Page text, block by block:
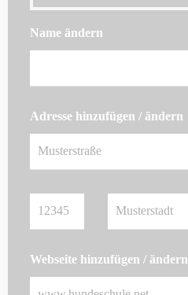
Name ändern
Adresse hinzufügen / ändern
Webseite hinzufügen / ändern